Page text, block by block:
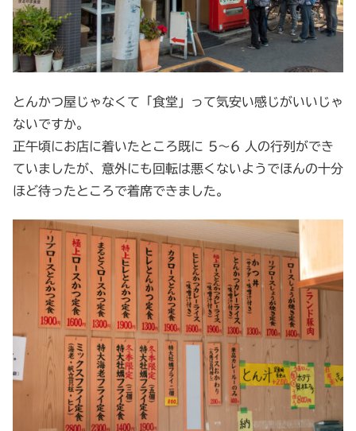
とんかつ屋じゃなくて「食堂」って気安い感じがいいじゃ
ないですか。
正午頃にお店に着いたところ既に 5～6 人の行列ができ
ていましたが、意外にも回転は悪くないようでほんの十分
ほど待ったところで着席できました。